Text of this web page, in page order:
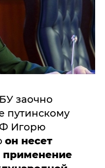
заочно
путинскому
Игорю
он несет
применение